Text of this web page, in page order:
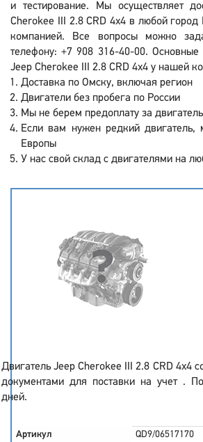
и тестирование. Мы осуществляет
Cherokee III 2.8 CRD 4x4 в любой город
компанией. Все вопросы можно
телефону: +7 908 316-40-00. Основные
Jeep Cherokee III 2.8 CRD 4x4 у нашей
Доставка по Омску, включая регион
Двигатели без пробега по России
Мы не берем предоплату за двигатель
Если вам нужен редкий
Европы
У нас свой склад с двигателями на
Двигатель Jeep Cherokee III 2.8 CRD 4x4
документами для поставки на учет .
дней.
Артикул QD9/06517170